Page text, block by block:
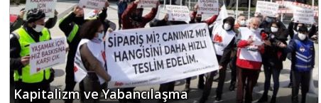
Kapitalizm ve Yabancılaşma